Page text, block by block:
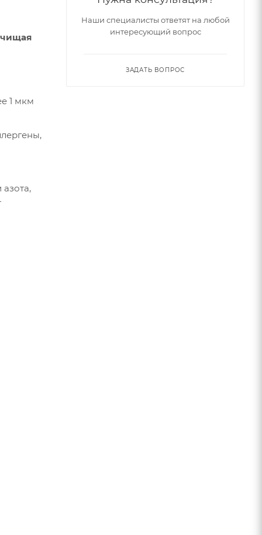
1 мкм
Наши специалисты ответят на любой
интересующий вопрос
ЗАДАТЬ ВОПРОС